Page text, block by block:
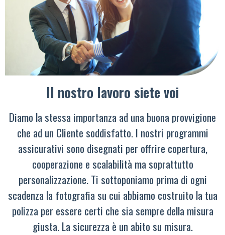
Il nostro lavoro siete voi
Diamo la stessa importanza ad una buona provvigione
che ad un Cliente soddisfatto. I nostri programmi
assicurativi sono disegnati per offrire copertura,
cooperazione e scalabilità ma soprattutto
personalizzazione. Ti sottoponiamo prima di ogni
scadenza la fotografia su cui abbiamo costruito la tua
polizza per essere certi che sia sempre della misura
giusta. La sicurezza è un abito su misura.